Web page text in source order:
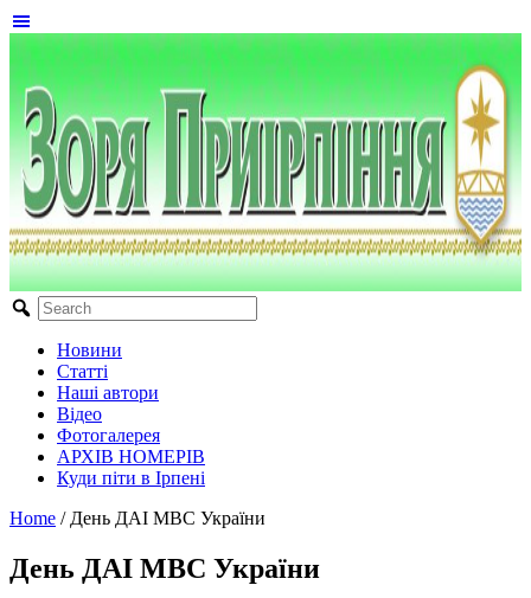
Новини
Статті
Наші автори
Відео
Фотогалерея
АРХІВ НОМЕРІВ
Куди піти в Ірпені
Home / День ДАІ МВС України
День ДАІ МВС України